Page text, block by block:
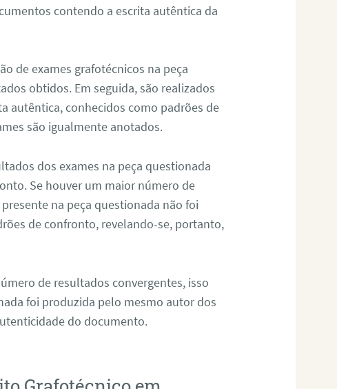
contendo a escrita autêntica da
de exames grafotécnicos na peça
obtidos. Em seguida, são realizados
autêntica, conhecidos como padrões de
são igualmente anotados.
dos exames na peça questionada
Se houver um maior número de
na peça questionada não foi
de confronto, revelando-se, portanto,
de resultados convergentes, isso
foi produzida pelo mesmo autor dos
do documento.